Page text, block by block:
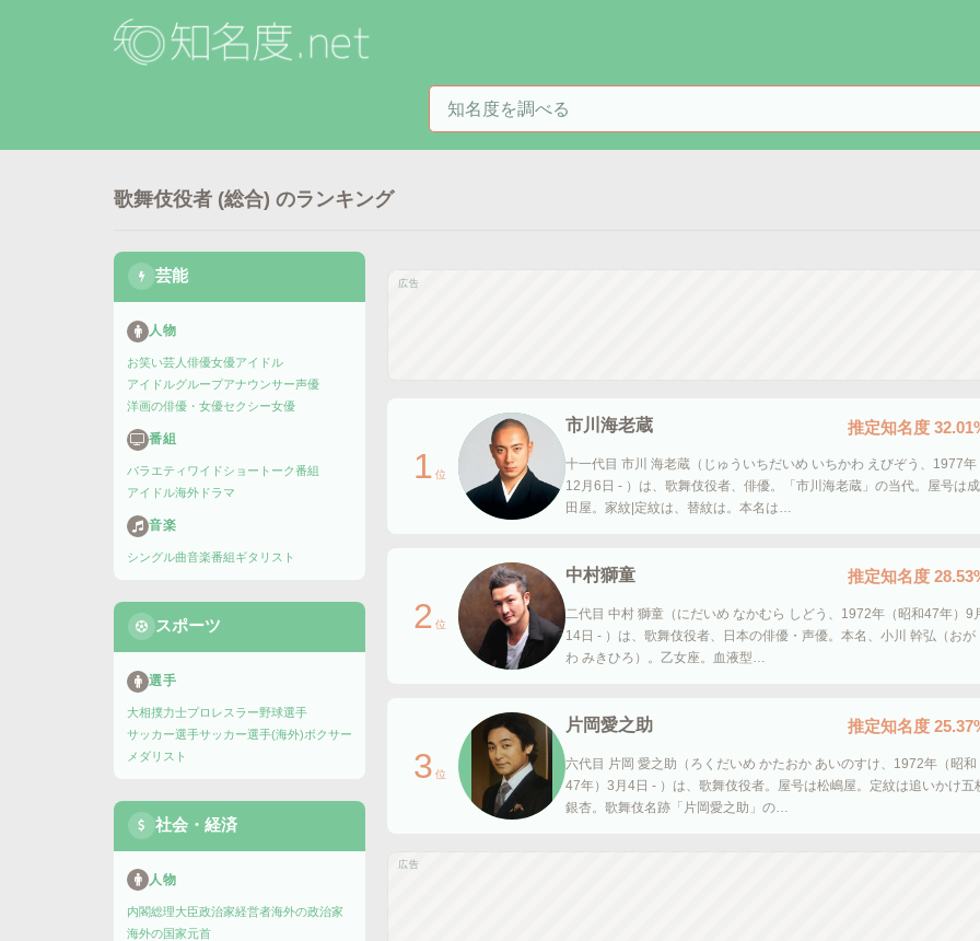
知名度を検索
歌舞伎役者 (総合) のランキング
芸能
人物
お笑い芸人 俳優女優アイドル
アイドルグループアナウンサー声優
洋画の俳優・女優セクシー女優
番組
バラエティ ワイドショー トーク番組
アイドル海外ドラマ
音楽
シングル曲音楽番組ギタリスト
スポーツ
選手
大相撲力士プロレスラー野球選手
サッカー選手サッカー選手(海外)ボクサー
メダリスト
社会・経済
人物
内閣総理大臣政治家経営者海外の政治家
海外の国家元首
広告
1 位
市川海老蔵 推定知名度
十一代目 市川 海老蔵（じゅういちだいめ いちかわ えびぞう、1977年
12月6日 - ）は、歌舞伎役者、俳優。「市川海老蔵」の当代。屋号は成
田屋。家紋|定紋は、替紋は。本名は…
2 位
中村獅童 推定知名度
二代目 中村 獅童（にだいめ なかむら しどう、1972年（昭和47年）9
14日 - ）は、歌舞伎役者、日本の俳優・声優。本名、小川 幹弘（おが
わ みきひろ）。乙女座。血液型…
3 位
片岡愛之助 推定知名度
六代目 片岡 愛之助（ろくだいめ かたおか あいのすけ、1972年（昭和
47年）3月4日 - ）は、歌舞伎役者。屋号は松嶋屋。定紋は追いかけ五
銀杏。歌舞伎名跡「片岡愛之助」の…
広告